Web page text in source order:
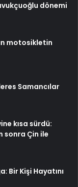
dönemi
motosikletin
Samancılar
kısa sürdü:
sonra Çin ile
Bir Kişi Hayatını